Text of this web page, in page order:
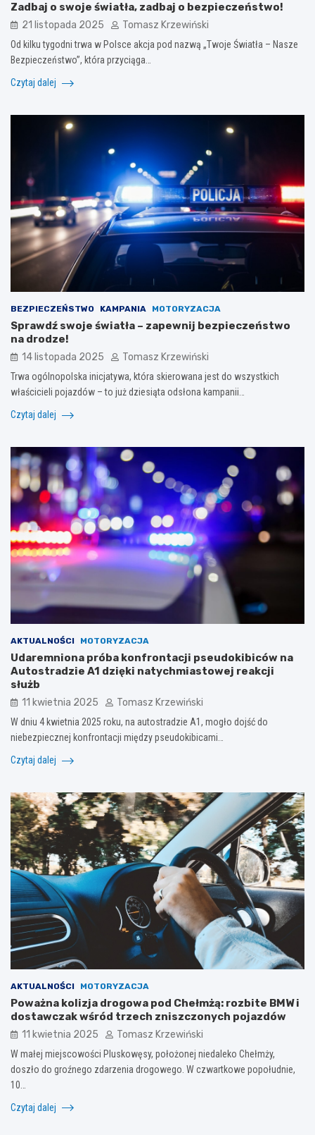
Zadbaj o swoje światła, zadbaj o bezpieczeństwo!
21 listopada 2025 Tomasz Krzewiński
Od kilku tygodni trwa w Polsce akcja pod nazwą „Twoje Światła – Nasze
Bezpieczeństwo”, która przyciąga…
Czytaj dalej
BEZPIECZEŃSTWO KAMPANIA MOTORYZACJA
Sprawdź swoje światła – zapewnij bezpieczeństwo
na drodze!
14 listopada 2025 Tomasz Krzewiński
Trwa ogólnopolska inicjatywa, która skierowana jest do wszystkich
właścicieli pojazdów – to już dziesiąta odsłona kampanii…
Czytaj dalej
AKTUALNOŚCI MOTORYZACJA
Udaremniona próba konfrontacji pseudokibiców na
Autostradzie A1 dzięki natychmiastowej reakcji
służb
11 kwietnia 2025 Tomasz Krzewiński
W dniu 4 kwietnia 2025 roku, na autostradzie A1, mogło dojść do
niebezpiecznej konfrontacji między pseudokibicami…
Czytaj dalej
AKTUALNOŚCI MOTORYZACJA
Poważna kolizja drogowa pod Chełmżą: rozbite BMW i
dostawczak wśród trzech zniszczonych pojazdów
11 kwietnia 2025 Tomasz Krzewiński
W małej miejscowości Pluskowęsy, położonej niedaleko Chełmży,
doszło do groźnego zdarzenia drogowego. W czwartkowe popołudnie,
10…
Czytaj dalej